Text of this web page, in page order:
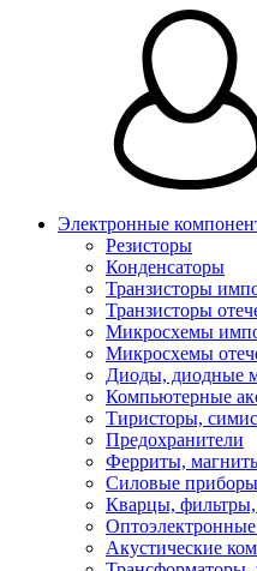
Электронные
Резисторы
Конденсаторы
Транзисторы
Транзисторы
Микросхемы
Микросхемы
Диоды, диодные
Компьютерные
Тиристоры,
Предохранители
Ферриты,
Силовые приборы
Кварцы, фильтры,
Акустические